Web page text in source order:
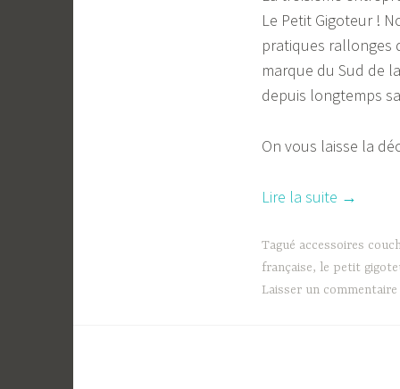
Le Petit Gigoteur !
pratiques rallonges
marque du Sud de
depuis longtemps
On vous laisse la
Lire la suite « Portrait
un
moment
avec
→
Tagué accessoires
française, le petit
Laisser un commentaire